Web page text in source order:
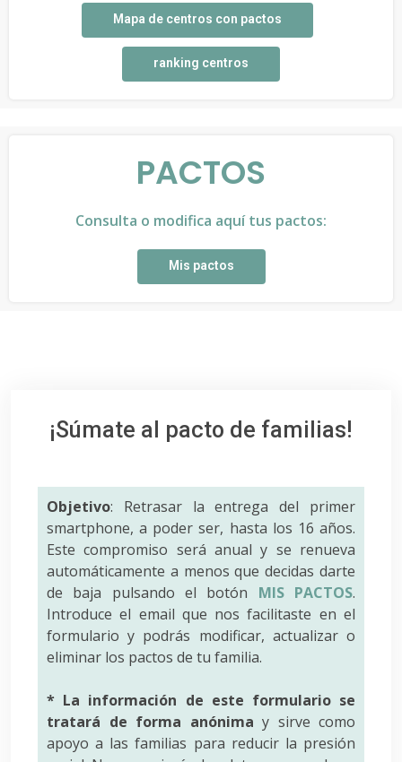
Mapa de centros con pactos
ranking centros
PACTOS
Consulta o modifica aquí tus pactos:
Mis pactos
¡Súmate al pacto de familias!
Objetivo: Retrasar la entrega del primer
smartphone, a poder ser, hasta los 16 años.
Este compromiso será anual y se renueva
automáticamente a menos que decidas darte
de baja pulsando el botón MIS PACTOS.
Introduce el email que nos facilitaste en el
formulario y podrás modificar, actualizar o
eliminar los pactos de tu familia.
* La información de este formulario se
tratará de forma anónima y sirve como
apoyo a las familias para reducir la presión